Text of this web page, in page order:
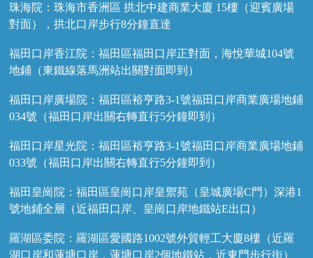
珠海院：珠海市香洲區 拱北中建商業大廈 15樓（迎賓廣場
對面），拱北口岸步行8分鐘直達
福田口岸香江院：福田區福田口岸正對面，海悅華城104號
地鋪（東鐵線落馬洲站出關對面即到）
福田口岸廣場院：福田區裕亨路3-1號福田口岸商業廣場地鋪
034號（福田口岸出關右轉直行5分鐘即到）
福田口岸星光院：福田區裕亨路3-1號福田口岸商業廣場地鋪
033號（福田口岸出關右轉直行5分鐘即到）
福田皇崗院：福田區皇崗口岸皇禦苑（皇城廣場C門）深港1
號地鋪全層（近福田口岸、皇崗口岸地鐵站E出口）
羅湖區委院：羅湖區愛國路1002號外貿輕工大廈8樓（近羅
湖口岸和蓮塘口岸，蓮塘口岸2個地鐵站，近東門步行街）